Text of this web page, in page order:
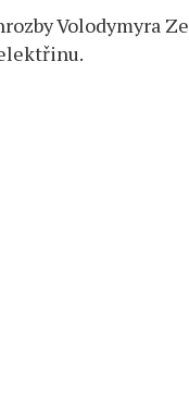
Volodymyra